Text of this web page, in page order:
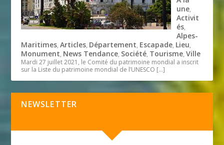
une,
Activit
és,
Alpes-
Maritimes,Articles, Département, Escapade, Lieu,
Monument, News Tendance, Société, Tourisme,Ville
Mardi 27 juillet 2021, le Comité du patrimoine mondial a inscrit
sur la Liste du patrimoine mondial de l’UNESCO […]
NEWSLETTER